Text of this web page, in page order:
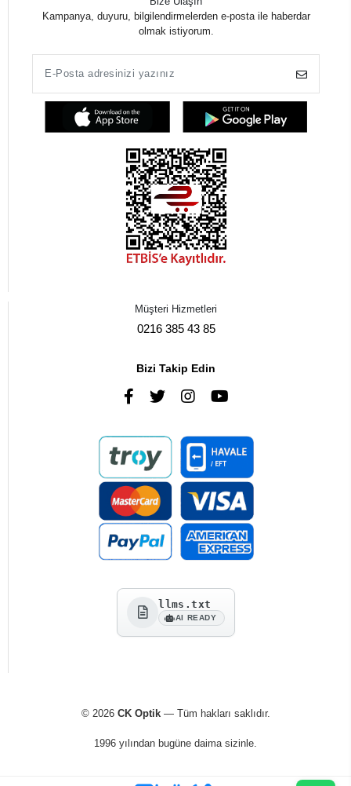
Kampanya, duyuru, bilgilendirmelerden e-posta ile haberdar
olmak istiyorum.
Müşteri Hizmetleri
0216 385 43 85
Bizi Takip Edin
llms.txt
AI READY
© 2026 CK Optik— Tüm hakları saklıdır.
1996 yılından bugüne daima sizinle.